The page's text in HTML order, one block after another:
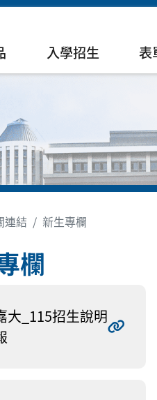
入學招生 表
連結 新生專欄
欄
大_115招生說明